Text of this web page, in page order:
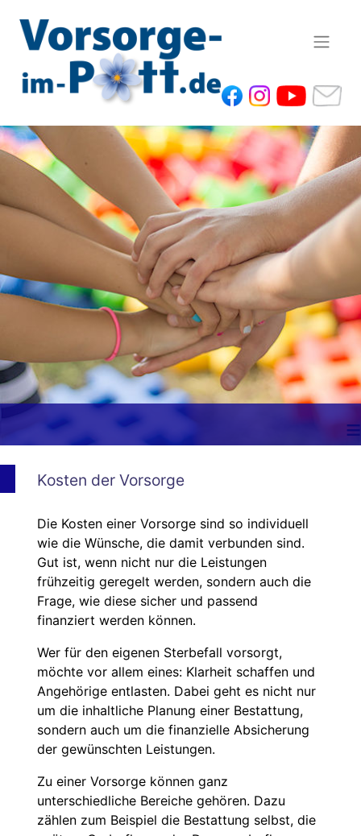
≡
Kosten der Vorsorge
Die Kosten einer Vorsorge sind so individuell
wie die Wünsche, die damit verbunden sind.
Gut ist, wenn nicht nur die Leistungen
frühzeitig geregelt werden, sondern auch die
Frage, wie diese sicher und passend
finanziert werden können.
Wer für den eigenen Sterbefall vorsorgt,
möchte vor allem eines: Klarheit schaffen und
Angehörige entlasten. Dabei geht es nicht nur
um die inhaltliche Planung einer Bestattung,
sondern auch um die finanzielle Absicherung
der gewünschten Leistungen.
Zu einer Vorsorge können ganz
unterschiedliche Bereiche gehören. Dazu
zählen zum Beispiel die Bestattung selbst, die